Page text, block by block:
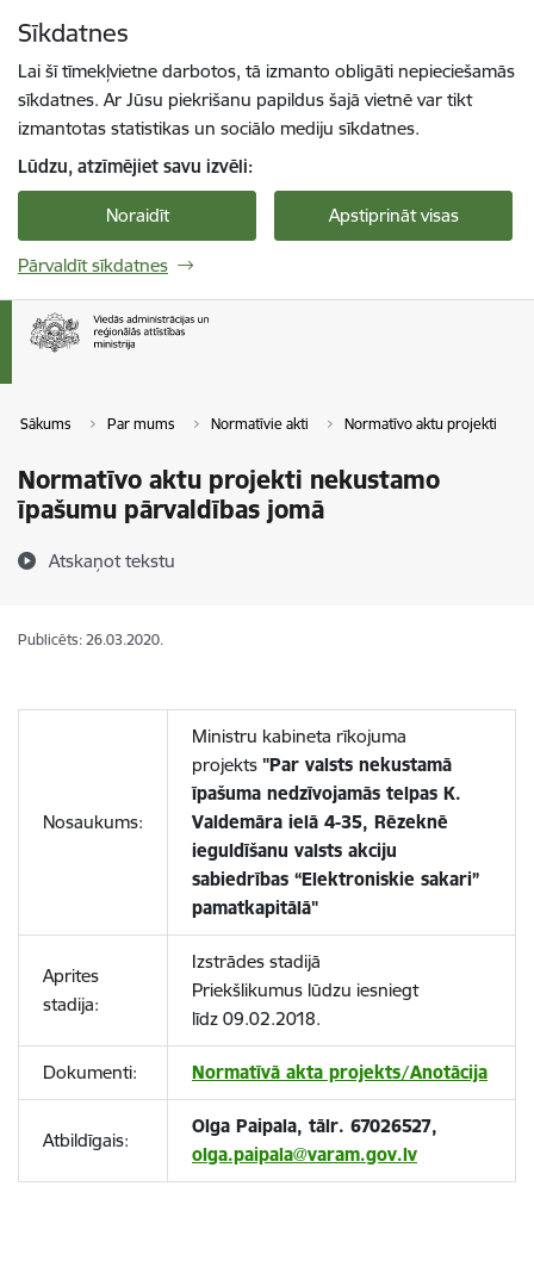
Sīkdatnes
Lai šī tīmekļvietne darbotos, tā izmanto obligāti nepieciešamās
sīkdatnes. Ar Jūsu piekrišanu papildus šajā vietnē var tikt
izmantotas statistikas un sociālo mediju sīkdatnes.
Lūdzu, atzīmējiet savu izvēli:
Noraidīt Apstiprināt visas
Pārvaldīt sīkdatnes
Sākums Par mums Normatīvie akti Normatīvo aktu projekti
Normatīvo aktu projekti nekustamo
īpašumu pārvaldības jomā
Atskaņot tekstu
Publicēts: 26.03.2020.
Nosaukums:
Ministru kabineta rīkojuma
projekts "Par valsts nekustamā
īpašuma nedzīvojamās telpas K.
Valdemāra ielā 4-35, Rēzeknē
ieguldīšanu valsts akciju
sabiedrības “Elektroniskie sakari”
pamatkapitālā"
Aprites
stadija:
Izstrādes stadijā
Priekšlikumus lūdzu iesniegt
līdz 09.02.2018.
Dokumenti: Normatīvā akta projekts/Anotācija
Atbildīgais:
Olga Paipala, tālr. 67026527,
olga.paipala@varam.gov.lv